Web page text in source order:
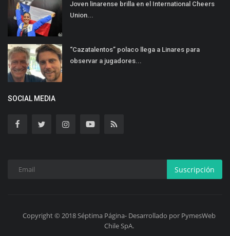
Joven linarense brilla en el International Cheers
Union...
“Cazatalentos” polaco llega a Linares para
observar a jugadores...
SOCIAL MEDIA
Suscripción
Copyright © 2018 Séptima Página- Desarrollado por PymesWeb
Chile SpA.